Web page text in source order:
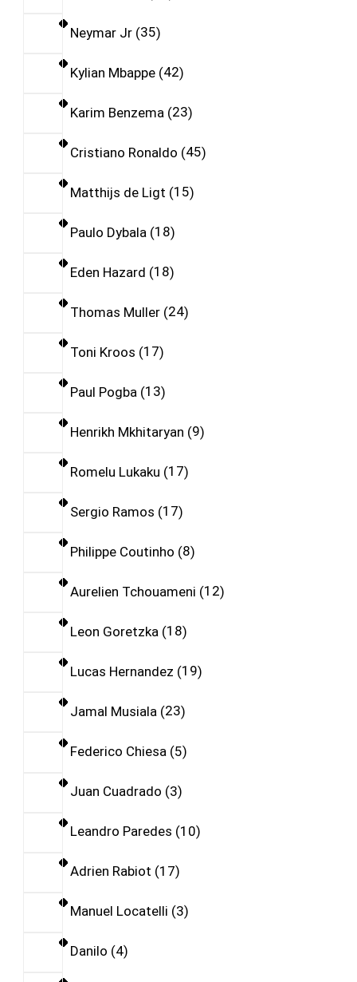
Neymar Jr 35
Kylian Mbappe 42
Karim Benzema 23
Cristiano Ronaldo 45
Matthijs de Ligt 15
Paulo Dybala 18
Eden Hazard 18
Thomas Muller 24
Toni Kroos 17
Paul Pogba 13
Henrikh Mkhitaryan 9
Romelu Lukaku 17
Sergio Ramos 17
Philippe Coutinho 8
Aurelien Tchouameni 12
Leon Goretzka 18
Lucas Hernandez 19
Jamal Musiala 23
Federico Chiesa 5
Juan Cuadrado 3
Leandro Paredes 10
Adrien Rabiot 17
Manuel Locatelli 3
Danilo 4